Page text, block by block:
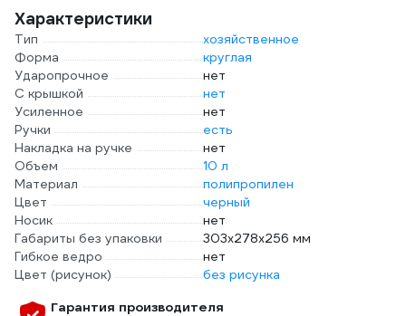
Характеристики
Тип
хозяйственное
Форма
круглая
Ударопрочное
нет
С крышкой
нет
Усиленное
нет
Ручки
есть
Накладка на ручке
нет
Объем
10 л
Материал
полипропилен
Цвет
черный
Носик
нет
Габариты без упаковки
303x278x256 мм
Гибкое ведро
нет
Цвет (рисунок)
без рисунка
Гарантия производителя